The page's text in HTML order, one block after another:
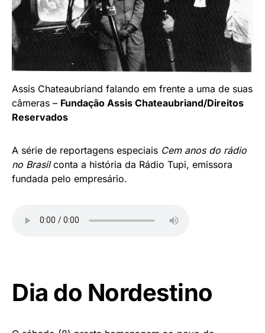
Assis Chateaubriand falando em frente a uma de suas
câmeras – Fundação Assis Chateaubriand/Direitos
Reservados
A série de reportagens especiais Cem anos do rádio
no Brasilconta a história da Rádio Tupi, emissora
fundada pelo empresário.
Dia do Nordestino